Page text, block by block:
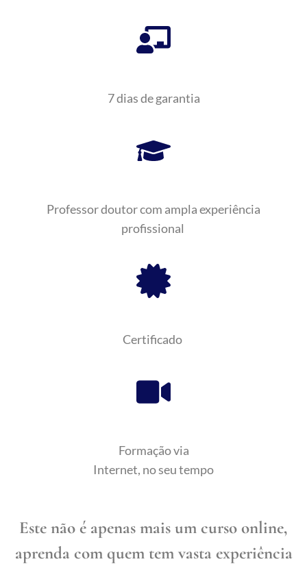
7 dias de garantia
Professor doutor com ampla experiência
profissional
Certificado
Formação via
Internet, no seu tempo
Este não é apenas mais um curso online,
aprenda com quem tem vasta experiência